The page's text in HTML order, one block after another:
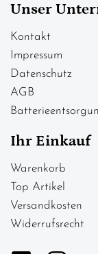
Unser
Kontakt
Impressum
Datenschutz
AGB
Ihr Einkauf
Warenkorb
Top Artikel
Versandkosten
Widerrufsrecht